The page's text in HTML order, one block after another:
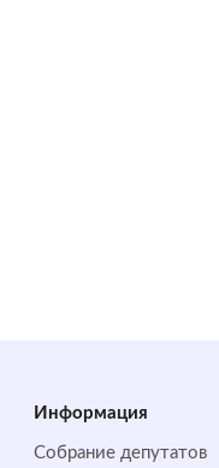
Информация
Собрание депутатов